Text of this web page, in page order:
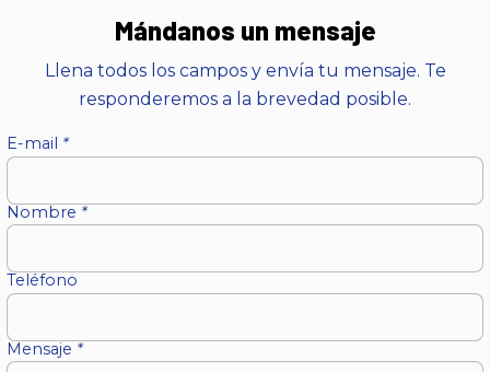
Mándanos un mensaje
Llena todos los campos y envía tu mensaje. Te
responderemos a la brevedad posible.
E-mail *
Nombre *
Teléfono
Mensaje *